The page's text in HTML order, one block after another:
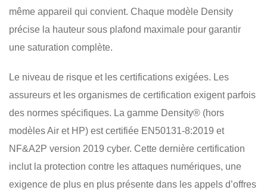
même appareil qui convient. Chaque modèle Density
précise la hauteur sous plafond maximale pour garantir
une saturation complète.
Le niveau de risque et les certifications exigées. Les
assureurs et les organismes de certification exigent parfois
des normes spécifiques. La gamme Density® (hors
modèles Air et HP) est certifiée EN50131-8:2019 et
NF&A2P version 2019 cyber. Cette dernière certification
inclut la protection contre les attaques numériques, une
exigence de plus en plus présente dans les appels d’offres